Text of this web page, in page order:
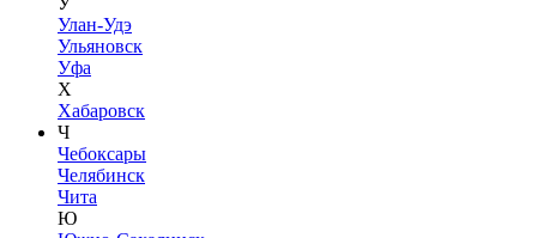
Улан-Удэ
Ульяновск
Уфа
Х
Хабаровск
Ч
Чебоксары
Челябинск
Чита
Ю